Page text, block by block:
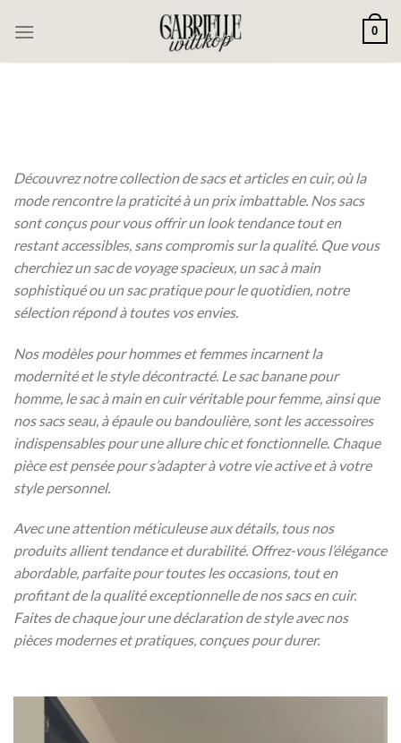
0
Découvrez notre collection de sacs et articles en cuir, où la
mode rencontre la praticité à un prix imbattable. Nos sacs
sont conçus pour vous offrir un look tendance tout en
restant accessibles, sans compromis sur la qualité. Que vous
cherchiez un sac de voyage spacieux, un sac à main
sophistiqué ou un sac pratique pour le quotidien, notre
sélection répond à toutes vos envies.
Nos modèles pour hommes et femmes incarnent la
modernité et le style décontracté. Le sac banane pour
homme, le sac à main en cuir véritable pour femme, ainsi que
nos sacs seau, à épaule ou bandoulière, sont les accessoires
indispensables pour une allure chic et fonctionnelle. Chaque
pièce est pensée pour s’adapter à votre vie active et à votre
style personnel.
Avec une attention méticuleuse aux détails, tous nos
produits allient tendance et durabilité. Offrez-vous l’élégance
abordable, parfaite pour toutes les occasions, tout en
profitant de la qualité exceptionnelle de nos sacs en cuir.
Faites de chaque jour une déclaration de style avec nos
pièces modernes et pratiques, conçues pour durer.